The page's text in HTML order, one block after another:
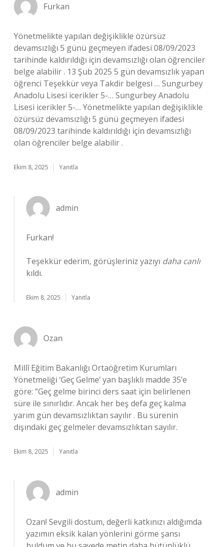
Furkan
Yönetmelikte yapılan değişiklikle özürsüz
devamsızlığı 5 günü geçmeyen ifadesi 08/09/2023
tarihinde kaldırıldığı için devamsızlığı olan öğrenciler
belge alabilir . 13 Şub 2025 5 gün devamsızlık yapan
öğrenci Teşekkür veya Takdir belgesi … Sungurbey
Anadolu Lisesi icerikler 5-… Sungurbey Anadolu
Lisesi icerikler 5-… Yönetmelikte yapılan değişiklikle
özürsüz devamsızlığı 5 günü geçmeyen ifadesi
08/09/2023 tarihinde kaldırıldığı için devamsızlığı
olan öğrenciler belge alabilir .
Ekim 8, 2025 Yanıtla
admin
Furkan!
Teşekkür ederim, görüşleriniz yazıyı daha canlı
kıldı.
Ekim 8, 2025 Yanıtla
Ozan
Millî Eğitim Bakanlığı Ortaöğretim Kurumları
Yönetmeliği ‘Geç Gelme’ yan başlıklı madde 35’e
göre: ”Geç gelme birinci ders saat için belirlenen
süre ile sınırlıdır. Ancak her beş defa geç kalma
yarım gün devamsızlıktan sayılır . Bu sürenin
dışındaki geç gelmeler devamsızlıktan sayılır.
Ekim 8, 2025 Yanıtla
admin
Ozan! Sevgili dostum, değerli katkınızı aldığımda
yazımın eksik kalan yönlerini görme şansı